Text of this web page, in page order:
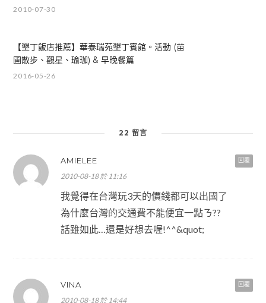
2010-07-30
【墾丁飯店推薦】華泰瑞苑墾丁賓館。活動 (苗
圃散步、觀星、瑜珈) & 早晚餐篇
2016-05-26
22 留言
回覆
AMIELEE
2010-08-18 於 11:16
我覺得在台灣玩3天的價錢都可以出國了
為什麼台灣的交通費不能便宜一點ㄋ??
話雖如此…還是好想去喔!^^&quot;
回覆
VINA
2010-08-18 於 14:44